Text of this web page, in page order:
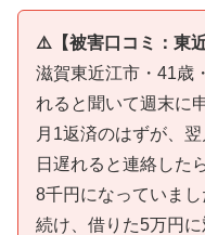
⚠️【被害口コミ：東
滋賀東近江市・41歳
れると聞いて週末に
月1返済のはずが、
日遅れると連絡した
8千円になっていま
続け、借りた5万円